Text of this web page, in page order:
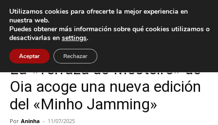
Inicio Cultura / Ocio
Cultura / Ocio Oia
La «Terraza do Mosteiro» de
Oia acoge una nueva edición
del «Minho Jamming»
Por Aninha - 11/07/2025
Utilizamos cookies para ofrecerte la mejor experiencia en
nuestra web.
Puedes obtener más información sobre qué cookies utilizamos o
desactivarlas en settings.
Aceptar Rechazar